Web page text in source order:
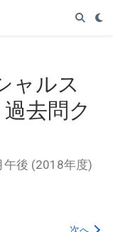
ャルス
去問ク
午後 (2018年度)
次へ